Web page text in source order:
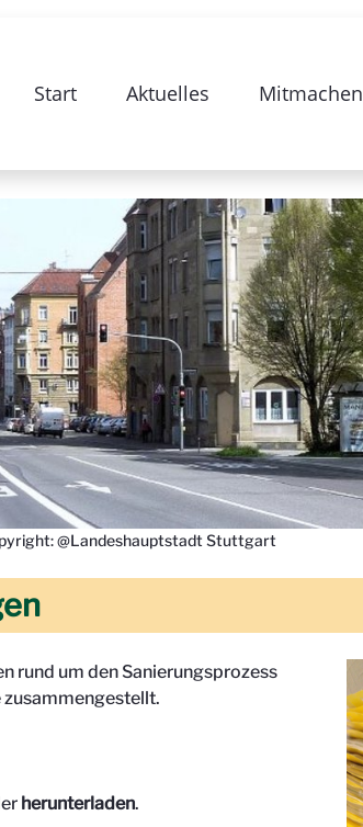
Start Aktuelles Mitmachen
@Landeshauptstadt Stuttgart
rund um den Sanierungsprozess
zusammengestellt.
herunterladen.